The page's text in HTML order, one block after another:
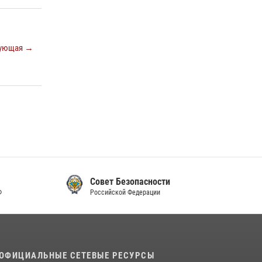
→
Совет Безопасности
Российской Федерации
СЕТЕВЫЕ РЕСУРСЫ